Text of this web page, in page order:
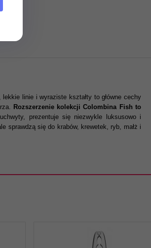
linie i wyraziste kształty to główne cechy
Rozszerzenie kolekcji Colombina Fish to
prezentuje się niezwykle luksusowo i
sprawdzą się do krabów, krewetek, ryb, małż i